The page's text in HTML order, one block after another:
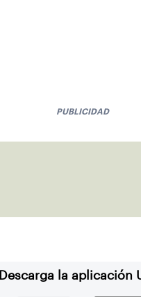
PUBLICIDAD
Descarga la aplicación